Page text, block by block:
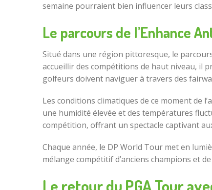
semaine pourraient bien influencer leurs
Le parcours de l’Enhance
Situé dans une région pittoresque, le
accueillir des compétitions de haut niveau, il
golfeurs doivent naviguer à travers des
Les conditions climatiques de ce moment de
une humidité élevée et des températures
compétition, offrant un spectacle captivant
Chaque année, le DP World Tour met en
mélange compétitif d’anciens champions et
Le retour du PGA Tour